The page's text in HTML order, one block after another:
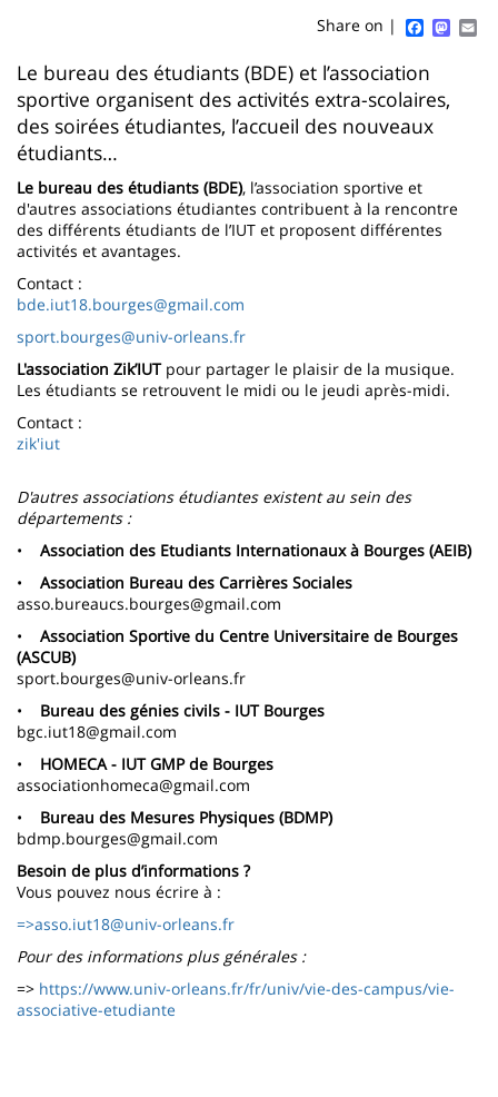
Share on |
Contenu
de
la
page
principale
Le bureau des étudiants (BDE) et l’association
sportive organisent des activités extra-scolaires,
des soirées étudiantes, l’accueil des nouveaux
étudiants…
Le bureau des étudiants (BDE), l’association sportive et
d'autres associations étudiantes contribuent à la rencontre
des différents étudiants de l’IUT et proposent différentes
activités et avantages.
Contact :
bde.iut18.bourges@gmail.com
sport.bourges@univ-orleans.fr
L'association Zik’IUTpour partager le plaisir de la musique.
Les étudiants se retrouvent le midi ou le jeudi après-midi.
Contact :
zik'iut
D'autres associations étudiantes existent au sein des
départements :
•
Association des Etudiants Internationaux à Bourges (AEIB)
• Association Bureau des Carrières Sociales
asso.bureaucs.bourges@gmail.com
• Association Sportive du Centre Universitaire de Bourges
(ASCUB)
sport.bourges@univ-orleans.fr
•
Bureau des génies civils - IUT Bourges
bgc.iut18@gmail.com
•
HOMECA - IUT GMP de Bourges
associationhomeca@gmail.com
• Bureau des Mesures Physiques (BDMP)
bdmp.bourges@gmail.com
Besoin de plus d’informations ?
Vous pouvez nous écrire à :
=>asso.iut18@univ-orleans.fr
Pour des informations plus générales :
=> https://www.univ-orleans.fr/fr/univ/vie-des-campus/vie-
associative-etudiante